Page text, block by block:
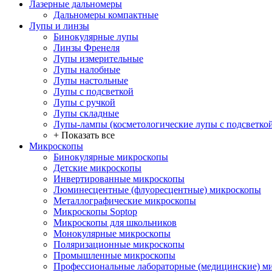
Лазерные дальномеры
Дальномеры компактные
Лупы и линзы
Бинокулярные лупы
Линзы Френеля
Лупы измерительные
Лупы налобные
Лупы настольные
Лупы с подсветкой
Лупы с ручкой
Лупы складные
Лупы-лампы (косметологические лупы с
+ Показать все
Микроскопы
Бинокулярные микроскопы
Детские микроскопы
Инвертированные микроскопы
Люминесцентные (флуоресцентные) микроскопы
Металлографические микроскопы
Микроскопы Soptop
Микроскопы для школьников
Монокулярные микроскопы
Поляризационные микроскопы
Промышленные микроскопы
Профессиональные лабораторные (медицинские)